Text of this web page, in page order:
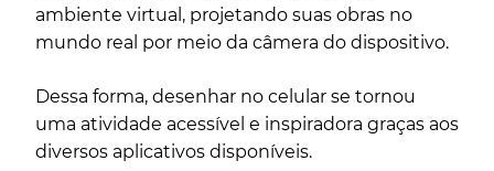
ambiente virtual, projetando suas obras no
mundo real por meio da câmera do dispositivo.
Dessa forma, desenhar no celular se tornou
uma atividade acessível e inspiradora graças aos
diversos aplicativos disponíveis.